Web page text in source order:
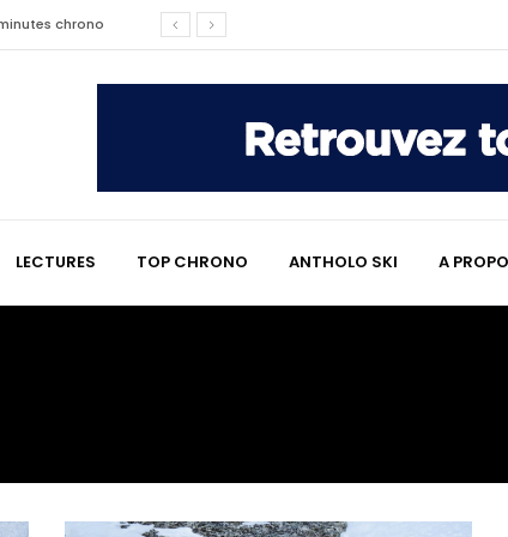
le témoignage émouvant de
LECTURES TOP CHRONO ANTHOLO SKI A